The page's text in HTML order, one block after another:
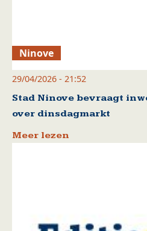
Ninove
29/04/2026 - 21:52
Stad Ninove bevraagt
over dinsdagmarkt
Meer lezen